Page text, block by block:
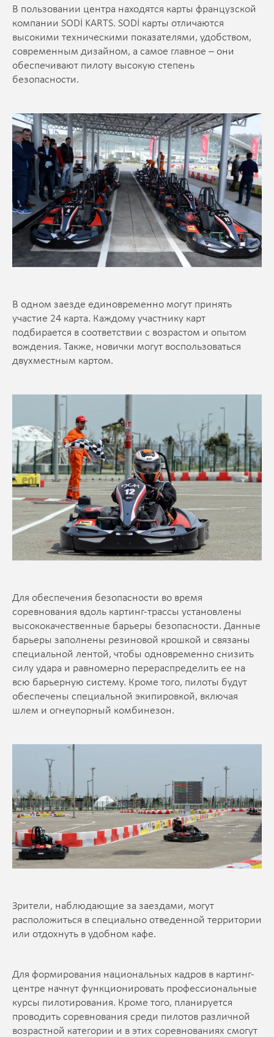
В пользовании центра находятся карты французской
компании SODİ KARTS. SODİ карты отличаются
высокими техническими показателями, удобством,
современным дизайном, а самое главное – они
обеспечивают пилоту высокую степень
безопасности.
В одном заезде единовременно могут принять
участие 24 карта. Каждому участнику карт
подбирается в соответствии с возрастом и опытом
вождения. Также, новички могут воспользоваться
двухместным картом.
Для обеспечения безопасности во время
соревнования вдоль картинг-трассы установлены
высококачественные барьеры безопасности. Данные
барьеры заполнены резиновой крошкой и связаны
специальной лентой, чтобы одновременно снизить
силу удара и равномерно перераспределить ее на
всю барьерную систему. Кроме того, пилоты будут
обеспечены специальной экипировкой, включая
шлем и огнеупорный комбинезон.
Зрители, наблюдающие за заездами, могут
расположиться в специально отведенной территории
или отдохнуть в удобном кафе.
Для формирования национальных кадров в картинг-
центре начнут функционировать профессиональные
курсы пилотирования. Кроме того, планируется
проводить соревнования среди пилотов различной
возрастной категории и в этих соревнованиях смогут